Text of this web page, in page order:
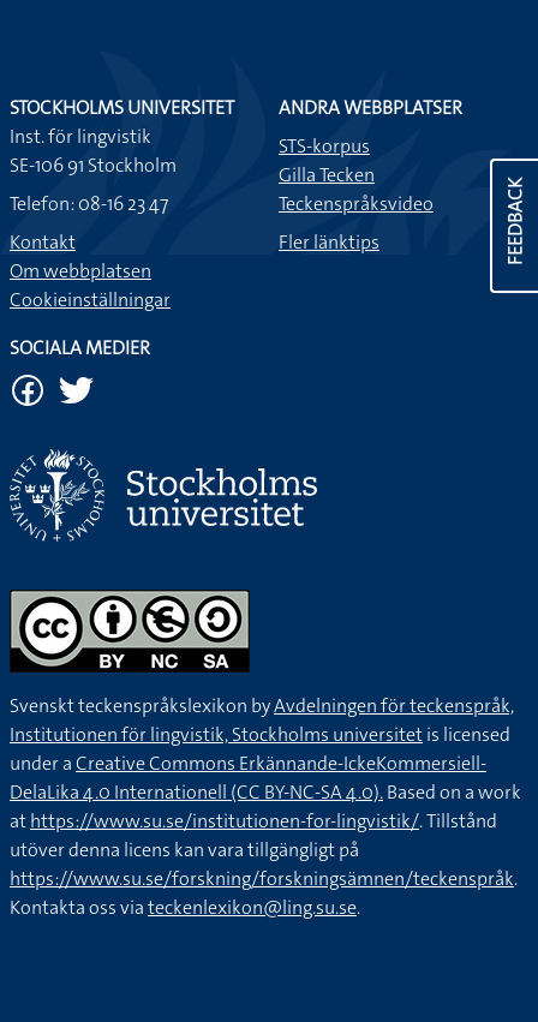
FEEDBACK
STOCKHOLMS UNIVERSITET
Inst. för lingvistik
SE-106 91 Stockholm
Telefon: 08-16 23 47
Kontakt
Om webbplatsen
Cookieinställningar
ANDRA WEBBPLATSER
STS-korpus
Gilla Tecken
Teckenspråksvideo
Fler länktips
SOCIALA MEDIER
Svenskt teckenspråkslexikon byAvdelningen för teckenspråk,
Institutionen för lingvistik, Stockholms universitetis licensed
under aCreative Commons Erkännande-IckeKommersiell-
DelaLika 4.0 Internationell (CC BY-NC-SA 4.0).Based on a work
athttps://www.su.se/institutionen-for-lingvistik/. Tillstånd
utöver denna licens kan vara tillgängligt på
https://www.su.se/forskning/forskningsämnen/teckenspråk.
Kontakta oss viateckenlexikon@ling.su.se.